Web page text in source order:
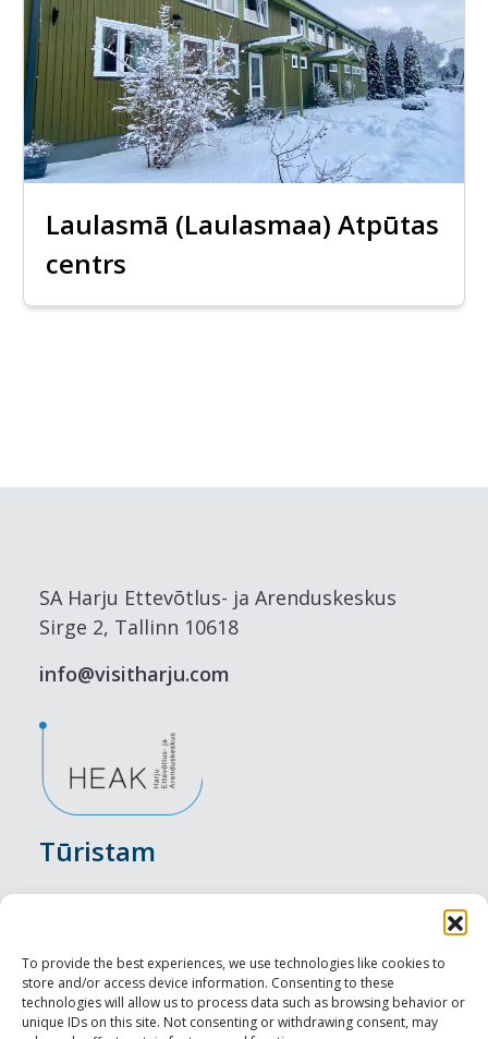
To provide the best experiences, we use technologies like cookies to
store and/or access device information. Consenting to these
technologies will allow us to process data such as browsing behavior or
unique IDs on this site. Not consenting or withdrawing consent, may
Laulasmā (Laulasmaa) Atpūtas
centrs
SA Harju Ettevõtlus- ja Arenduskeskus
Sirge 2, Tallinn 10618
info@visitharju.com
Tūristam
Nakšņošana
Vietas maltītei